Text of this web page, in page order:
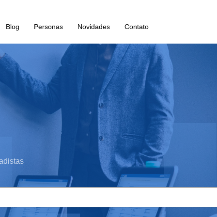
Blog Personas Novidades Contato